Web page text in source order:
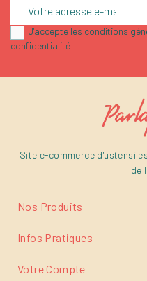
J'accepte les conditions
confidentialité
Site e-commerce
de
Nos Produits
Infos Pratiques
Votre Compte